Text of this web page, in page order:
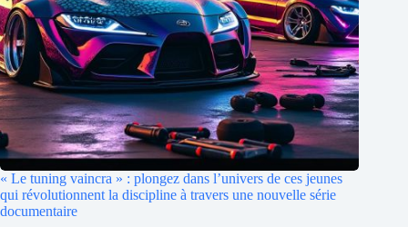
« Le tuning vaincra » : plongez dans l’univers de ces jeunes
qui révolutionnent la discipline à travers une nouvelle série
documentaire